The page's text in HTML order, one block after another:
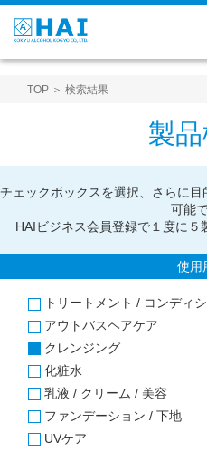
TOP ＞ 検索結果
製
チェックボックスを選択、さらに
可能
HAIビジネス会員登録で１度に５
使用
トリートメント / コンディ
アウトバスヘアケア
クレンジング
化粧水
乳液 / クリーム / 美容
ファンデーション / 下地
UVケア